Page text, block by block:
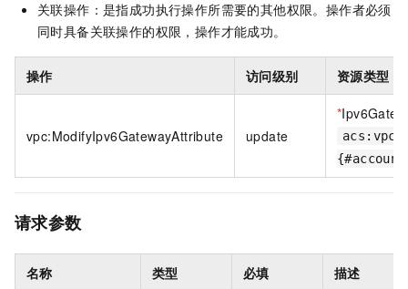
关联操作：是指成功执行操作所需要的其他权限。操作者必须
同时具备关联操作的权限，操作才能成功。
操作 访问级别 资源类型
vpc:ModifyIpv6GatewayAttribute update
*
请求参数
名称 类型 必填 描述